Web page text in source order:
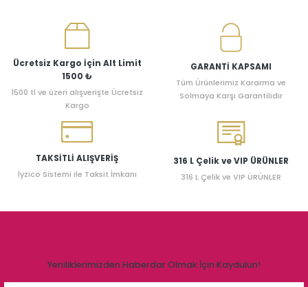
Ücretsiz Kargo İçin Alt Limit
1500 ₺
1500 tl ve üzeri alışverişte Ücretsiz
Kargo
GARANTİ KAPSAMI
Tüm Ürünlerimiz Kararma ve
Solmaya Karşı Garantilidir
TAKSİTLİ ALIŞVERİŞ
İyzico Sistemi ile Taksit İmkanı
316 L Çelik ve VIP ÜRÜNLER
316 L Çelik ve VIP ÜRÜNLER
Yeniliklerimizden Haberdar Olmak İçin Kaydulun!